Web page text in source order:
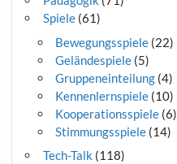
Spiele(61)
Bewegungsspiele(22)
Geländespiele(5)
Gruppeneinteilung(4)
Kennenlernspiele(10)
Kooperationsspiele(6)
Stimmungsspiele(14)
Tech-Talk (118)